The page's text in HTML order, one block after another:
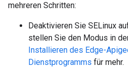
mehreren Schritten:
Deaktivieren Sie SELinux
stellen Sie den Modus in
Installieren des Edge-
Dienstprogramms für mehr.